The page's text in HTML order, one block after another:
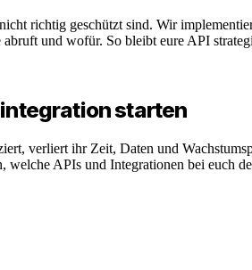
richtig geschützt sind. Wir
und wofür. So bleibt eure API
starten
verliert ihr Zeit, Daten und
welche APIs und Integrationen bei euch